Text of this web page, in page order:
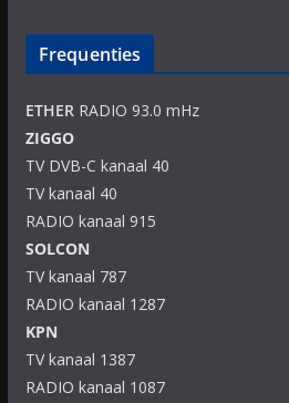
Frequenties
ETHERRADIO 93.0 mHz
ZIGGO
TV DVB-C kanaal 40
TV kanaal 40
RADIO kanaal 915
SOLCON
TV kanaal 787
RADIO kanaal 1287
KPN
TV kanaal 1387
RADIO kanaal 1087